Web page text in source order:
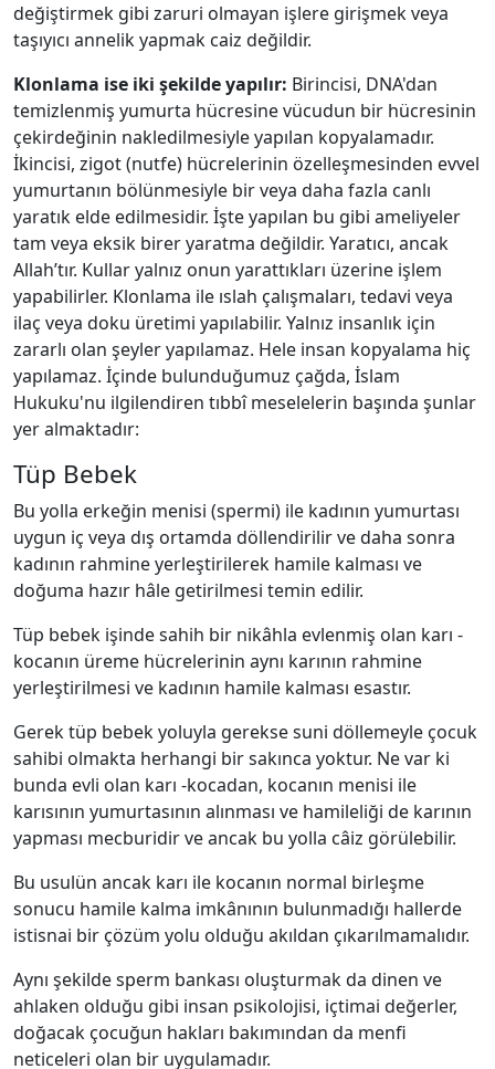
değiştirmek gibi zaruri olmayan işlere girişmek veya
taşıyıcı annelik yapmak caiz değildir.
Klonlama ise iki şekilde yapılır: Birincisi, DNA'dan
temizlenmiş yumurta hücresine vücudun bir hücresinin
çekirdeğinin nakledilmesiyle yapılan kopyalamadır.
İkincisi, zigot (nutfe) hücrelerinin özelleşmesinden evvel
yumurtanın bölünmesiyle bir veya daha fazla canlı
yaratık elde edilmesidir. İşte yapılan bu gibi ameliyeler
tam veya eksik birer yaratma değildir. Yaratıcı, ancak
Allah’tır. Kullar yalnız onun yarattıkları üzerine işlem
yapabilirler. Klonlama ile ıslah çalışmaları, tedavi veya
ilaç veya doku üretimi yapılabilir. Yalnız insanlık için
zararlı olan şeyler yapılamaz. Hele insan kopyalama hiç
yapılamaz. İçinde bulunduğumuz çağda, İslam
Hukuku'nu ilgilendiren tıbbî meselelerin başında şunlar
yer almaktadır:
Tüp Bebek
Bu yolla erkeğin menisi (spermi) ile kadının yumurtası
uygun iç veya dış ortamda döllendirilir ve daha sonra
kadının rahmine yerleştirilerek hamile kalması ve
doğuma hazır hâle getirilmesi temin edilir.
Tüp bebek işinde sahih bir nikâhla evlenmiş olan karı -
kocanın üreme hücrelerinin aynı karının rahmine
yerleştirilmesi ve kadının hamile kalması esastır.
Gerek tüp bebek yoluyla gerekse suni döllemeyle çocuk
sahibi olmakta herhangi bir sakınca yoktur. Ne var ki
bunda evli olan karı -kocadan, kocanın menisi ile
karısının yumurtasının alınması ve hamileliği de karının
yapması mecburidir ve ancak bu yolla câiz görülebilir.
Bu usulün ancak karı ile kocanın normal birleşme
sonucu hamile kalma imkânının bulunmadığı hallerde
istisnai bir çözüm yolu olduğu akıldan çıkarılmamalıdır.
Aynı şekilde sperm bankası oluşturmak da dinen ve
ahlaken olduğu gibi insan psikolojisi, içtimai değerler,
doğacak çocuğun hakları bakımından da menfi
neticeleri olan bir uygulamadır.